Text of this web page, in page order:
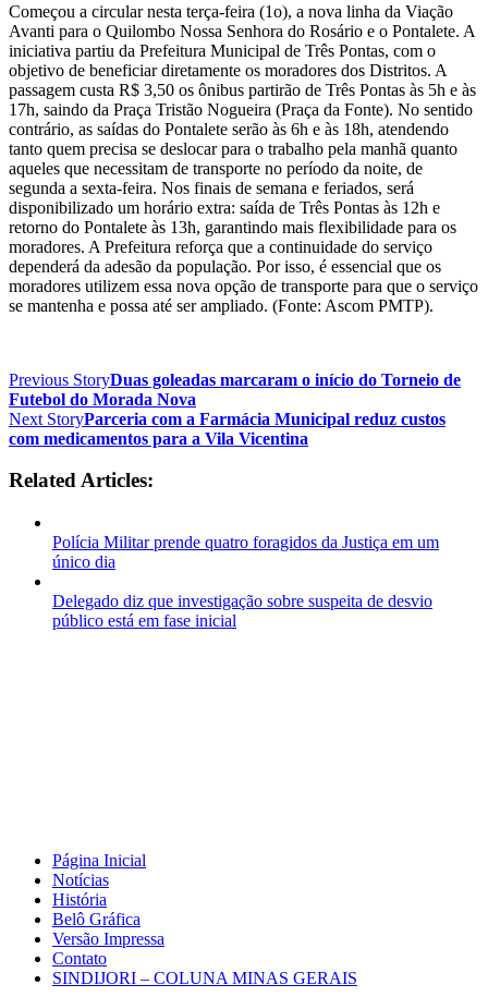
Começou a circular nesta terça-feira (1o), a nova linha da Viação
Avanti para o Quilombo Nossa Senhora do Rosário e o Pontalete. A
iniciativa partiu da Prefeitura Municipal de Três Pontas, com o
objetivo de beneficiar diretamente os moradores dos Distritos. A
passagem custa R$ 3,50 os ônibus partirão de Três Pontas às 5h e às
17h, saindo da Praça Tristão Nogueira (Praça da Fonte). No sentido
contrário, as saídas do Pontalete serão às 6h e às 18h, atendendo
tanto quem precisa se deslocar para o trabalho pela manhã quanto
aqueles que necessitam de transporte no período da noite, de
segunda a sexta-feira. Nos finais de semana e feriados, será
disponibilizado um horário extra: saída de Três Pontas às 12h e
retorno do Pontalete às 13h, garantindo mais flexibilidade para os
moradores. A Prefeitura reforça que a continuidade do serviço
dependerá da adesão da população. Por isso, é essencial que os
moradores utilizem essa nova opção de transporte para que o serviço
se mantenha e possa até ser ampliado. (Fonte: Ascom PMTP).
Previous StoryDuas goleadas marcaram o início do Torneio de
Futebol do Morada Nova
Next StoryParceria com a Farmácia Municipal reduz custos
com medicamentos para a Vila Vicentina
Related Articles:
Polícia Militar prende quatro foragidos da Justiça em um
único dia
Delegado diz que investigação sobre suspeita de desvio
público está em fase inicial
Página Inicial
Notícias
História
Belô Gráfica
Versão Impressa
Contato
SINDIJORI – COLUNA MINAS GERAIS